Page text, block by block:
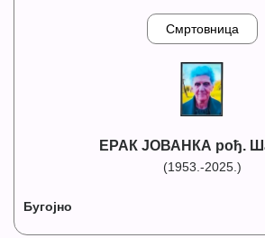
Смртовница
ЕРАК ЈОВАНКА рођ.
(1953.-2025.)
Бугојно